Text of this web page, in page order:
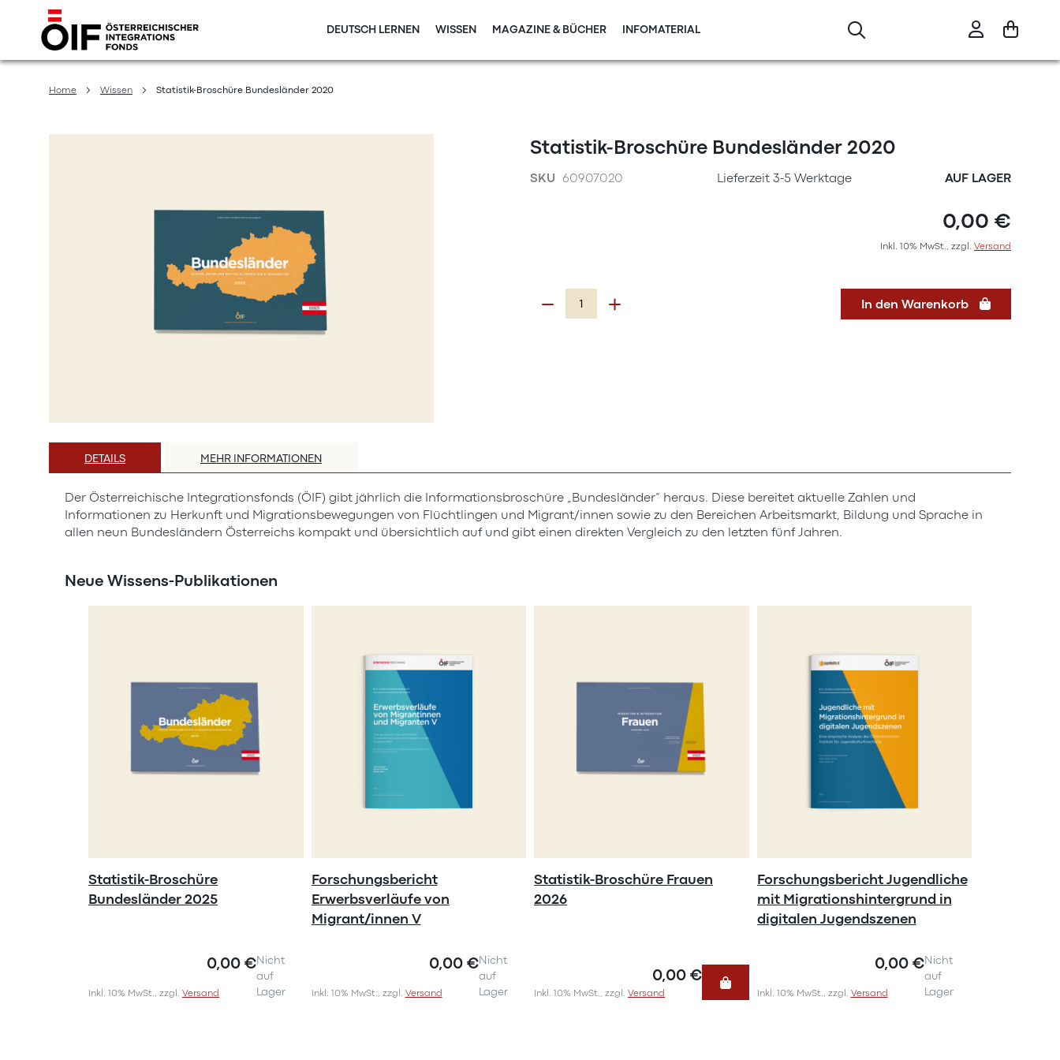
Direkt
zum
DEUTSCH LERNEN WISSEN MAGAZINE & BÜCHER INFOMATERIAL
Home Wissen Statistik-Broschüre Bundesländer 2020
Statistik-Broschüre Bundesländer 2020
AUF LAGER
Lieferzeit 3-5 Werktage
SKU 60907020
0,00 €
Inkl. 10% MwSt., zzgl. Versand
In den Warenkorb
springen
DETAILS
Der Österreichische Integrationsfonds (ÖIF) gibt jährlich die Informationsbroschüre „Bundesländer“ heraus. Diese bereitet aktuelle Zahlen und
Informationen zu Herkunft und Migrationsbewegungen von Flüchtlingen und Migrant/innen sowie zu den Bereichen Arbeitsmarkt, Bildung und Sprache in
allen neun Bundesländern Österreichs kompakt und übersichtlich auf und gibt einen direkten Vergleich zu den letzten fünf Jahren.
Neue Wissens-Publikationen
Statistik-Broschüre
Bundesländer 2025
0,00 €
Inkl. 10% MwSt., zzgl. Versand
Nicht
auf
Lager
Forschungsbericht
Erwerbsverläufe von
Migrant/innen V
0,00 €
Inkl. 10% MwSt., zzgl. Versand
Nicht
auf
Lager
Statistik-Broschüre Frauen
2026
0,00 €
Inkl. 10% MwSt., zzgl. Versand
Forschungsbericht Jugendliche
mit Migrationshintergrund in
digitalen Jugendszenen
0,00 €
Inkl. 10% MwSt., zzgl. Versand
Nicht
auf
Lager
MEHR INFORMATIONEN